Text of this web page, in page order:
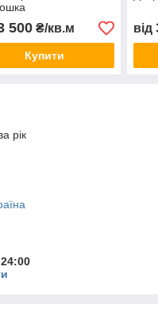
500₴/кв.м
Купити
від
рік